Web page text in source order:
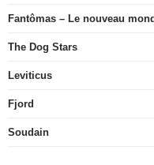
Fantômas – Le nouveau
The Dog Stars
Leviticus
Fjord
Soudain